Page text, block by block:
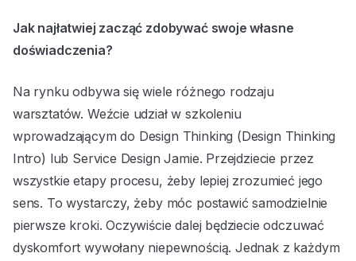
Jak najłatwiej zacząć zdobywać swoje własne
doświadczenia?
Na rynku odbywa się wiele różnego rodzaju
warsztatów. Weźcie udział w szkoleniu
wprowadzającym do Design Thinking (Design Thinking
Intro) lub Service Design Jamie. Przejdziecie przez
wszystkie etapy procesu, żeby lepiej zrozumieć jego
sens. To wystarczy, żeby móc postawić samodzielnie
pierwsze kroki. Oczywiście dalej będziecie odczuwać
dyskomfort wywołany niepewnością. Jednak z każdym